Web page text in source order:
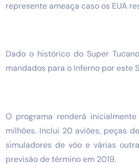
represente ameaça caso os EUA
Dado o histórico do Super
mandados para o Inferno por este
O programa renderá
milhões. Inclui 20 aviões, peças
simuladores de vôo e várias
previsão de término em 2019.